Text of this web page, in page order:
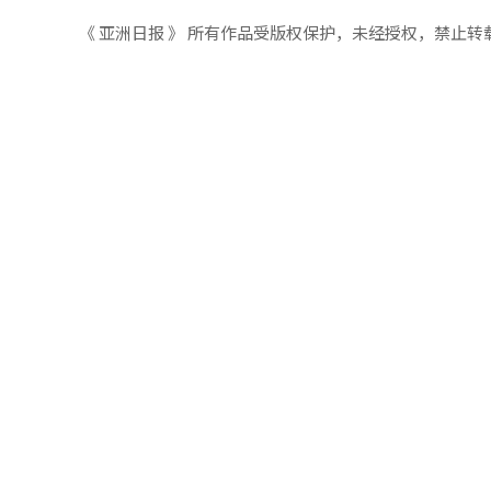
《 亚洲日报 》 所有作品受版权保护，未经授权，禁止转